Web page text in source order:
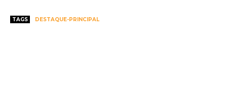
TAGS DESTAQUE-PRINCIPAL